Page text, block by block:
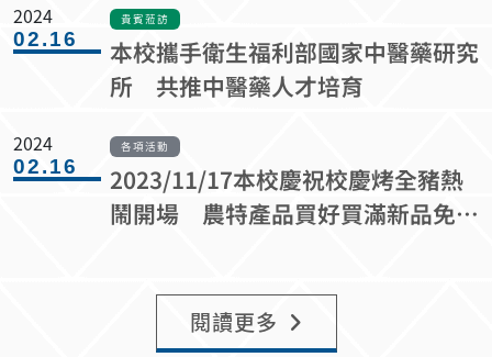
2024
02.16
貴賓蒞訪
本校攜手衛生福利部國家中醫藥研究
所 共推中醫藥人才培育
2024
02.16
各項活動
2023/11/17本校慶祝校慶烤全豬熱
鬧開場 農特產品買好買滿新品免費
閱讀更多